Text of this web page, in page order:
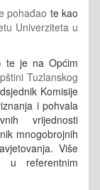
pohađao te kao
Univerziteta u
te je na Općim
Tuzlanskog
Komisije
i pohvala
vrijednosti
mnogobrojnih
Više
u referentnim